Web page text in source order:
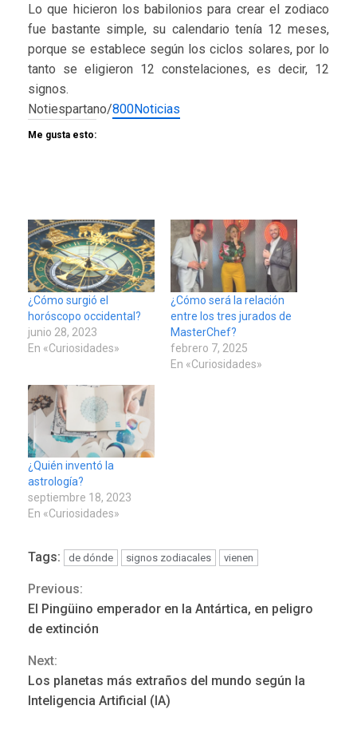
Lo que hicieron los babilonios para crear el zodiaco
fue bastante simple, su calendario tenía 12 meses,
porque se establece según los ciclos solares, por lo
tanto se eligieron 12 constelaciones, es decir, 12
signos.
Notiespartano/800Noticias
Me gusta esto:
¿Cómo surgió el
horóscopo occidental?
junio 28, 2023
En «Curiosidades»
¿Cómo será la relación
entre los tres jurados de
MasterChef?
febrero 7, 2025
En «Curiosidades»
¿Quién inventó la
astrología?
septiembre 18, 2023
En «Curiosidades»
Tags: de dónde signos zodiacales vienen
Continue
Reading
Previous:
El Pingüino emperador en la Antártica, en peligro
de extinción
Next:
Los planetas más extraños del mundo según la
Inteligencia Artificial (IA)
POLÍTICA ÚLTIMA HORA
Delcy Rodríguez designa
nuevo presidente de